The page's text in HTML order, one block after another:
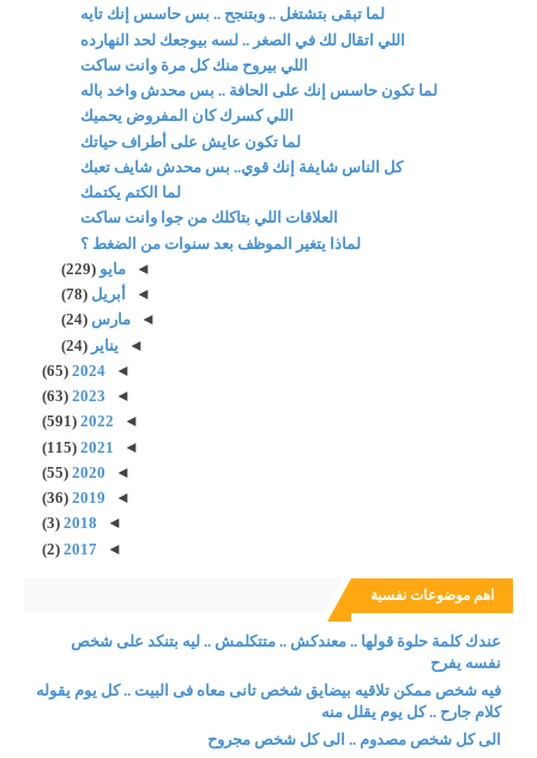
لما تبقى بتشتغل .. وبتنجح .. بس حاسس إنك تايه
اللي اتقال لك في الصغر .. لسه بيوجعك لحد النهارده
اللي بيروح منك كل مرة وانت ساكت
لما تكون حاسس إنك على الحافة .. بس محدش واخد باله
اللي كسرك كان المفروض يحميك
لما تكون عايش على أطراف حياتك
كل الناس شايفة إنك قوي.. بس محدش شايف تعبك
لما الكتم يكتمك
العلاقات اللي بتاكلك من جوا وانت ساكت
لماذا يتغير الموظف بعد سنوات من الضغط ؟
◄مايو(229)
◄
أبريل(78)
◄مارس(24)
◄ يناير(24)
◄
2024
(65)
◄
2023
(63)
◄
2022
(591)
◄
2021
(115)
◄
2020
(55)
◄
2019
(36)
◄
2018
(3)
◄
2017
(2)
اهم موضوعات نفسية
عندك كلمة حلوة قولها .. معندكش .. متتكلمش .. ليه بتنكد على شخص
نفسه يفرح
فيه شخص ممكن تلاقيه بيضايق شخص تانى معاه فى البيت .. كل يوم يقوله
كلام جارح .. كل يوم يقلل منه
الى كل شخص مصدوم .. الى كل شخص مجروح